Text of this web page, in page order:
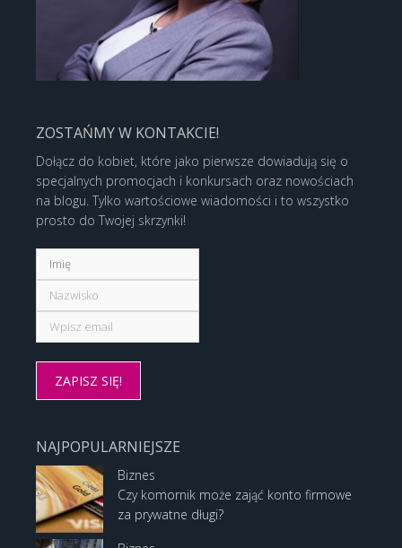
ZOSTAŃMY W KONTAKCIE!
Dołącz do kobiet, które jako pierwsze dowiadują się o
specjalnych promocjach i konkursach oraz nowościach
na blogu. Tylko wartościowe wiadomości i to wszystko
prosto do Twojej skrzynki!
NAJPOPULARNIEJSZE
Biznes
Czy komornik może zająć konto firmowe
za prywatne długi?